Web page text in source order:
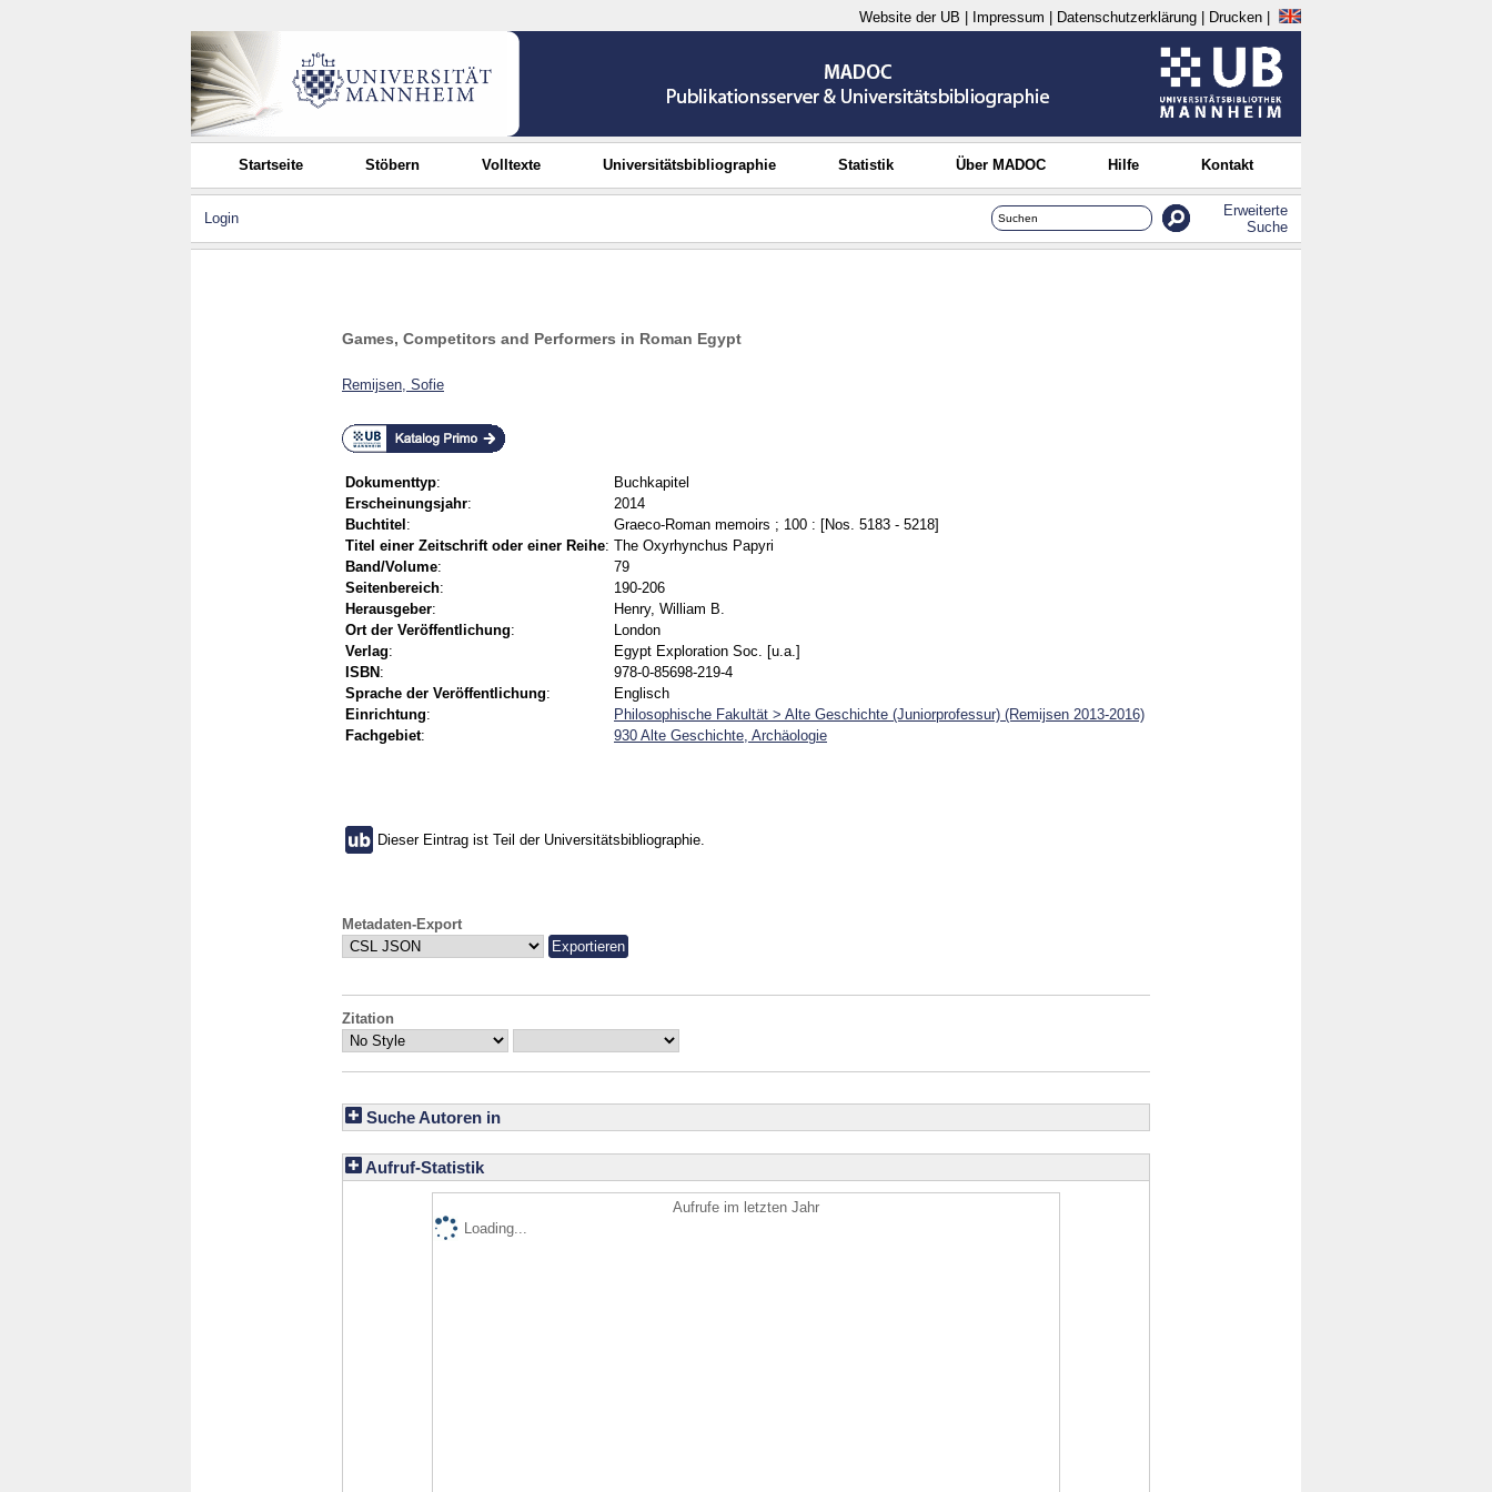
Website der UB Impressum Datenschutzerklärung Drucken
Startseite Stöbern Volltexte Universitätsbibliographie Statistik Über MADOC Hilfe Kontakt
Login
Erweiterte
Suche
Games, Competitors and Performers in Roman Egypt
Remijsen, Sofie
Dokumenttyp:
Buchkapitel
Erscheinungsjahr:
2014
Buchtitel :
Graeco-Roman memoirs ; 100 : [Nos. 5183 - 5218]
Titel einer Zeitschrift oder einer Reihe: The Oxyrhynchus Papyri
Band/Volume:
79
Seitenbereich:
190-206
Herausgeber:
Henry, William B.
Ort der Veröffentlichung:
London
Verlag:
Egypt Exploration Soc. [u.a.]
ISBN :
978-0-85698-219-4
Sprache der Veröffentlichung:
Englisch
Einrichtung:
Philosophische Fakultät > Alte Geschichte (Juniorprofessur) (Remijsen 2013-2016)
Fachgebiet: 930 Alte Geschichte, Archäologie
Dieser Eintrag ist Teil der Universitätsbibliographie.
Metadaten-Export
Zitation
Suche Autoren in
Aufruf-Statistik
Aufrufe im letzten Jahr
Loading...